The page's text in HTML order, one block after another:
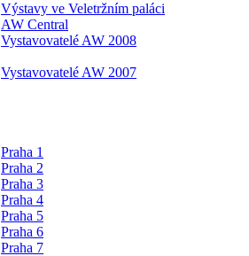
Výstavy ve Veletržním paláci
AW Central
Vystavovatelé AW 2008
Vystavovatelé AW 2007
Praha 1
Praha 2
Praha 3
Praha 4
Praha 5
Praha 6
Praha 7